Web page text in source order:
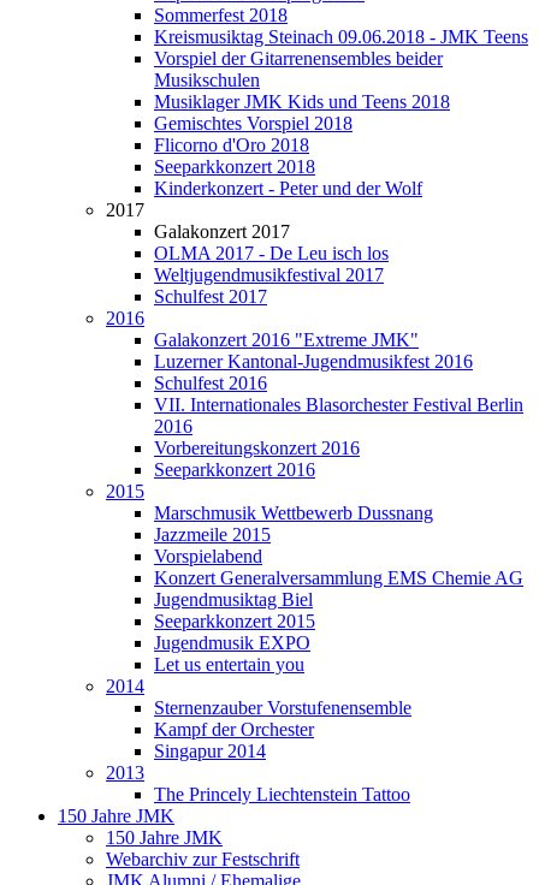
Sommerfest 2018
Kreismusiktag Steinach 09.06.2018 - JMK Teens
Vorspiel der Gitarrenensembles beider
Musikschulen
Musiklager JMK Kids und Teens 2018
Gemischtes Vorspiel 2018
Flicorno d'Oro 2018
Seeparkkonzert 2018
Kinderkonzert - Peter und der Wolf
2017
Galakonzert 2017
OLMA 2017 - De Leu isch los
Weltjugendmusikfestival 2017
Schulfest 2017
2016
Galakonzert 2016 "Extreme JMK"
Luzerner Kantonal-Jugendmusikfest 2016
Schulfest 2016
VII. Internationales Blasorchester Festival Berlin
2016
Vorbereitungskonzert 2016
Seeparkkonzert 2016
2015
Marschmusik Wettbewerb Dussnang
Jazzmeile 2015
Vorspielabend
Konzert Generalversammlung EMS Chemie AG
Jugendmusiktag Biel
Seeparkkonzert 2015
Jugendmusik EXPO
Let us entertain you
2014
Sternenzauber Vorstufenensemble
Kampf der Orchester
Singapur 2014
2013
The Princely Liechtenstein Tattoo
150 Jahre JMK
150 Jahre JMK
Webarchiv zur Festschrift
JMK Alumni / Ehemalige